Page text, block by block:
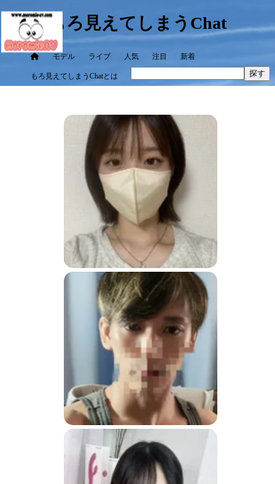
もろ見えてしまうChat
モデル ライブ 人気 注目 新着
もろ見えてしまうChatとは 探す